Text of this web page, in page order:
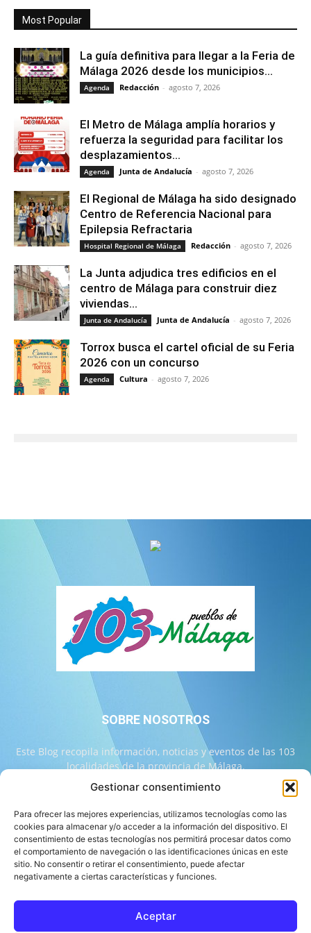
Gestionar consentimiento
Para ofrecer las mejores experiencias, utilizamos tecnologías como las
cookies para almacenar y/o acceder a la información del dispositivo. El
consentimiento de estas tecnologías nos permitirá procesar datos como
el comportamiento de navegación o las identificaciones únicas en este
sitio. No consentir o retirar el consentimiento, puede afectar
negativamente a ciertas características y funciones.
Aceptar
Most Popular
La guía definitiva para llegar a la Feria de
Málaga 2026 desde los municipios...
Agenda Redacción - agosto 7, 2026
El Metro de Málaga amplía horarios y
refuerza la seguridad para facilitar los
desplazamientos...
Agenda Junta de Andalucía - agosto 7, 2026
El Regional de Málaga ha sido designado
Centro de Referencia Nacional para
Epilepsia Refractaria
Hospital Regional de Málaga Redacción - agosto 7, 2026
La Junta adjudica tres edificios en el
centro de Málaga para construir diez
viviendas...
Junta de Andalucía Junta de Andalucía - agosto 7, 2026
Torrox busca el cartel oficial de su Feria
2026 con un concurso
Agenda Cultura - agosto 7, 2026
SOBRE NOSOTROS
Este Blog recopila información, noticias y eventos de las 103
localidades de la provincia de Málaga.
Contáctanos:info@103malaga.com
SÍGUENOS